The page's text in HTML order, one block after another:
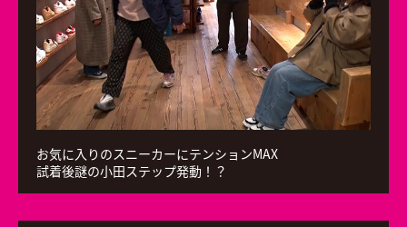
お気に入りのスニーカーにテンションMAX
試着後謎の小田ステップ発動！？